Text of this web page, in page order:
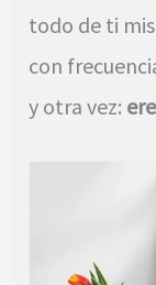
todo de ti
con
y otra vez: